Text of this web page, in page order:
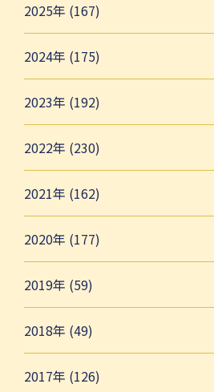
2025年 (167)
2024年 (175)
2023年 (192)
2022年 (230)
2021年 (162)
2020年 (177)
2019年 (59)
2018年 (49)
2017年 (126)